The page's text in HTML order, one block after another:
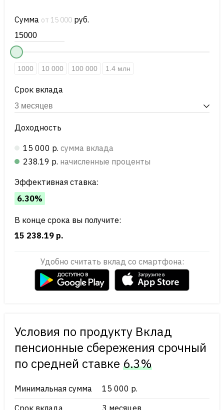
Сумма от 15 000руб.
1000 10 000 100 000 1.4 млн
Срок вклада
Доходность
15 000 р. сумма вклада
238.19 р. начисленные проценты
Эффективная ставка:
6.30%
В конце срока вы получите:
15 238.19 р.
Удобно считать вклад со смартфона:
Условия по продукту Вклад
пенсионные сбережения срочный
по cредней ставке 6.3%
Минимальная сумма
15 000 р.
Срок вклада
3 месяцев